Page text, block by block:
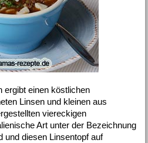
ergibt einen köstlichen
Linsen und kleinen aus
viereckigen
Art unter der Bezeichnung
und diesen Linsentopf auf